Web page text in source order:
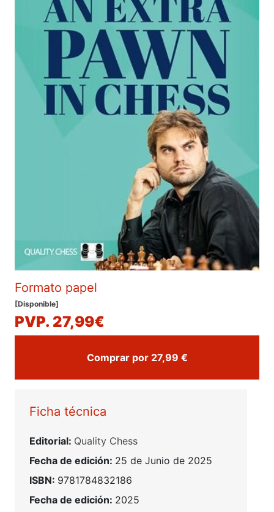
Formato papel
[Disponible]
PVP. 27,99€
Comprar por 27,99 €
Ficha técnica
Editorial: Quality Chess
Fecha de edición: 25 de Junio de 2025
ISBN: 9781784832186
Fecha de edición: 2025